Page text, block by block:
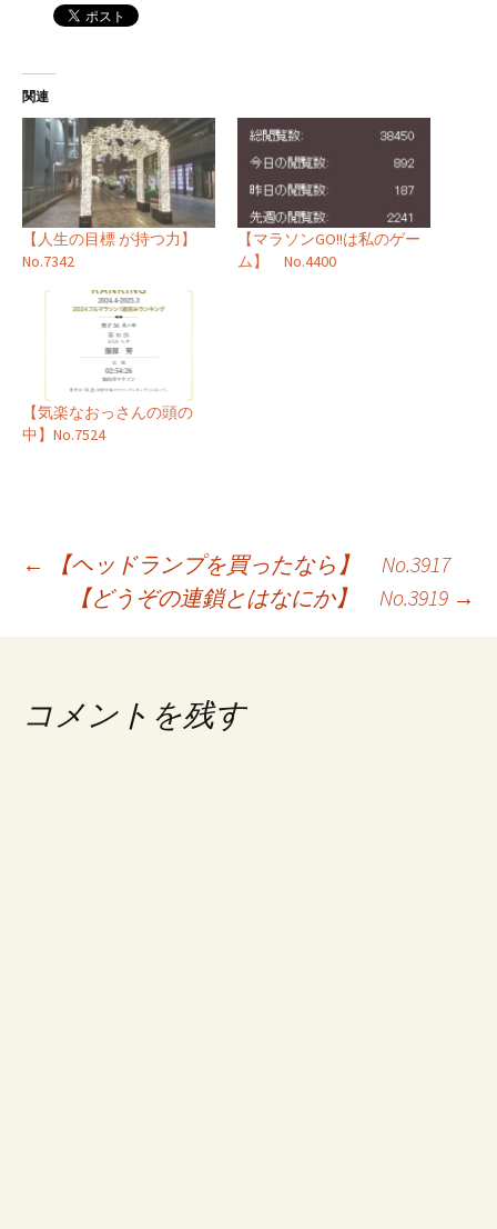
関連
【人生の目標 が持つ力】
No.7342
【マラソンGO!!は私のゲー
ム】 No.4400
【気楽なおっさんの頭の
中】No.7524
投
ビ
←
【ヘッドランプを買ったなら】 No.3917
【どうぞの連鎖とはなにか】 No.3919 →
コメントを残す